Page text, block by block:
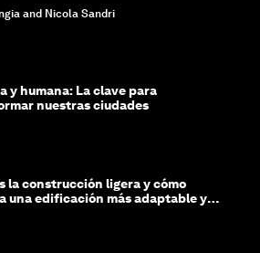
and Nicola Sandri
y humana: La clave para
nuestras ciudades
la construcción ligera y cómo
una edificación más adaptable y